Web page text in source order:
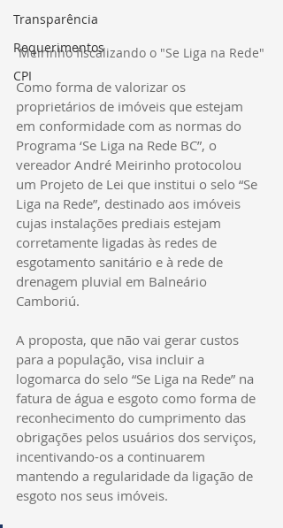
Transparência
Requerimentos
CPI
Meirinho fiscalizando o "Se Liga na Rede"
Como forma de valorizar os
proprietários de imóveis que estejam
em conformidade com as normas do
Programa ‘Se Liga na Rede BC”, o
vereador André Meirinho protocolou
um Projeto de Lei que institui o selo “Se
Liga na Rede”, destinado aos imóveis
cujas instalações prediais estejam
corretamente ligadas às redes de
esgotamento sanitário e à rede de
drenagem pluvial em Balneário
Camboriú.
A proposta, que não vai gerar custos
para a população, visa incluir a
logomarca do selo “Se Liga na Rede” na
fatura de água e esgoto como forma de
reconhecimento do cumprimento das
obrigações pelos usuários dos serviços,
incentivando-os a continuarem
mantendo a regularidade da ligação de
esgoto nos seus imóveis.